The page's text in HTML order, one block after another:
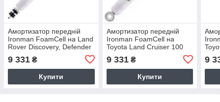
Амортизатор передній
Ironman FoamCell на Land
Rover Discovery, Defender
9 331 ₴
Купити
Амортизатор передній
Ironman FoamCell на
Toyota Land Cruiser 100
9 331₴
Купити
9